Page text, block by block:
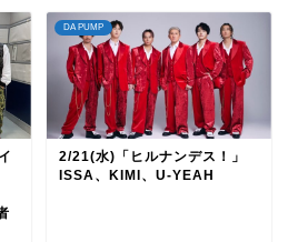
DA PUMP
2/21(水)「ヒルナンデス！」
ISSA、KIMI、U-YEAH